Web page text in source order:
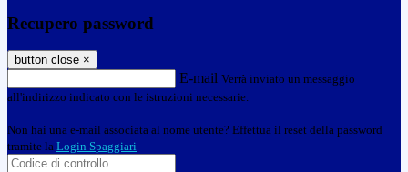
Recupero password
button close ×
E-mail Verrà inviato un messaggio
all'indirizzo indicato con le istruzioni necessarie.
Non hai una e-mail associata al nome utente? Effettua il reset della password
tramite la Login Spaggiari